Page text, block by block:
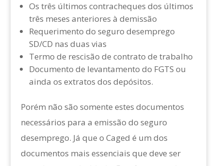
Os três últimos contracheques dos últimos
três meses anteriores à demissão
Requerimento do seguro desemprego
SD/CD nas duas vias
Termo de rescisão de contrato de trabalho
Documento de levantamento do FGTS ou
ainda os extratos dos depósitos.
Porém não são somente estes documentos
necessários para a emissão do seguro
desemprego. Já que o Caged é um dos
documentos mais essenciais que deve ser